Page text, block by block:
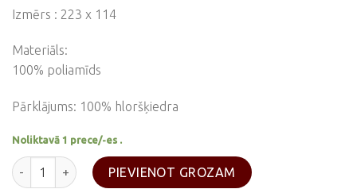
Izmērs : 223 x 114
Materiāls:
100% poliamīds
Pārklājums: 100% hloršķiedra
Noliktavā 1 prece/-es .
Rip Stop pončo 144 x 223 cm-BW camo daudzums
PIEVIENOT GROZAM